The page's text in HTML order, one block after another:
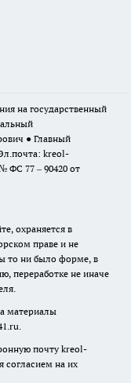
на государственный
● Главный
kreol-
ФС 77 – 90420 от
охраняется в
праве и не
то ни было форме, в
переработке не иначе
материалы
почту kreol-
согласием на их